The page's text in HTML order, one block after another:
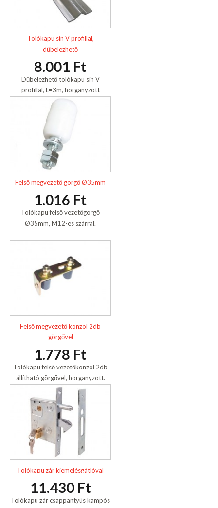
Tolókapu sín V profillal,
dűbelezhető
8.001 Ft
Dűbelezhető tolókapu sín V
profillal, L=3m, horganyzott
Felső megvezető görgő Ø35mm
1.016 Ft
Tolókapu felső vezetőgörgő
Ø35mm, M12-es szárral.
Felső megvezető konzol 2db
görgővel
1.778 Ft
Tolókapu felső vezetőkonzol 2db
állítható görgővel, horganyzott.
Tolókapu zár kiemelésgátlóval
11.430 Ft
Tolókapu zár csappantyús kampós